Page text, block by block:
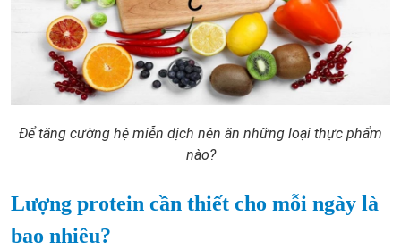
Để tăng cường hệ miễn dịch nên ăn những loại thực phẩm
nào?
Lượng protein cần thiết cho mỗi ngày là
bao nhiêu?